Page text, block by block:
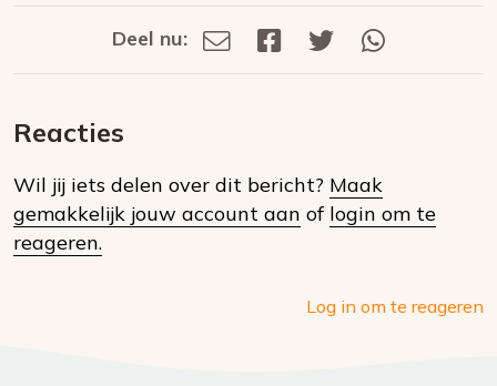
Deel
social
Deel nu:
Deel
Deel
Deel
Reacties
Wil jij iets delen over dit bericht? Maak
gemakkelijk jouw account aan of login om te
reageren.
Log in om te reageren